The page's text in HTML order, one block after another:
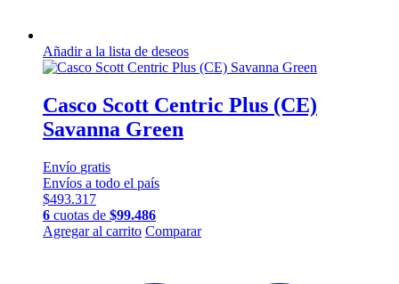
Añadir a la lista de deseos
Casco Scott Centric Plus (CE)
Savanna Green
Envío gratis
Envíos a todo el país
$493.317
6 cuotas de $99.486
Agregar al carrito Este
Comparar